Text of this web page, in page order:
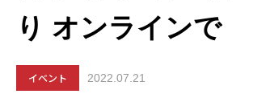
り オンラインで
イベント 2022.07.21